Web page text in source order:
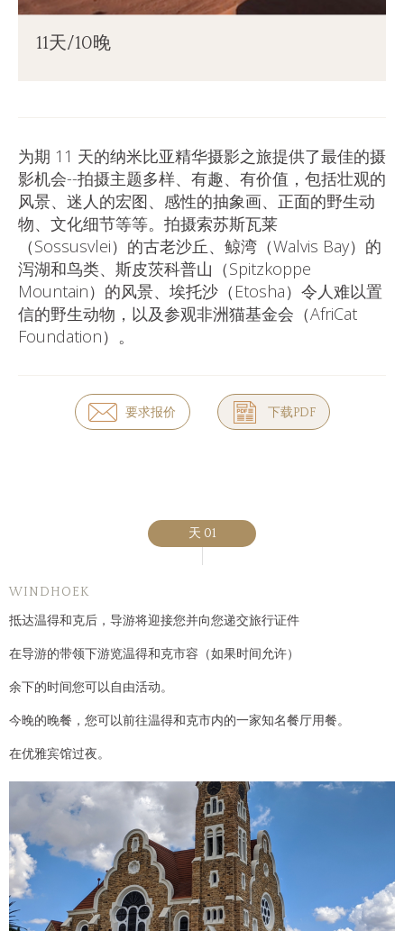
11天/10晚​
为期 11 天的纳米比亚精华摄影之旅提供了最佳的摄
影机会--拍摄主题多样、有趣、有价值，包括壮观的
风景、迷人的宏图、感性的抽象画、正面的野生动
物、文化细节等等。拍摄索苏斯瓦莱
（Sossusvlei）的古老沙丘、鲸湾（Walvis Bay）的
泻湖和鸟类、斯皮茨科普山（Spitzkoppe
Mountain）的风景、埃托沙（Etosha）令人难以置
信的野生动物，以及参观非洲猫基金会（AfriCat
Foundation）。
要求报价 下载PDF
天 01
WINDHOEK
抵达温得和克后，导游将迎接您并向您递交旅行证件
在导游的带领下游览温得和克市容（如果时间允许）
余下的时间您可以自由活动。
今晚的晚餐，您可以前往温得和克市内的一家知名餐厅用餐。
在优雅宾馆过夜。